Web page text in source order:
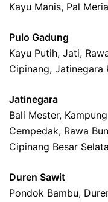
Kayu Manis, Pal
Pulo Gadung
Kayu Putih, Jati,
Cipinang, Jatinegara
Jatinegara
Bali Mester,
Cempedak, Rawa
Cipinang Besar
Duren Sawit
Pondok Bambu,